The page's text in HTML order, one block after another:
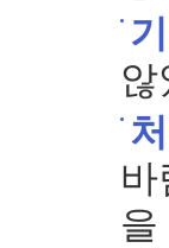
않
바
을